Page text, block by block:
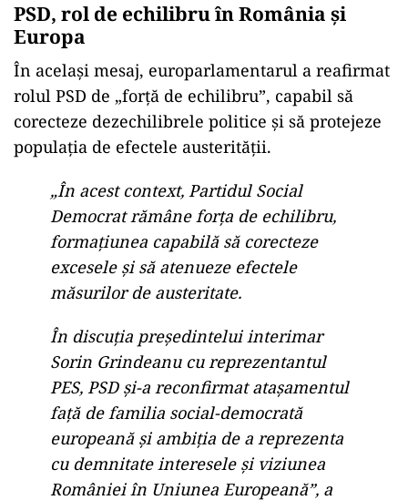
PSD, rol de echilibru în România și
Europa
În același mesaj, europarlamentarul a reafirmat
rolul PSD de „forță de echilibru”, capabil să
corecteze dezechilibrele politice și să protejeze
populația de efectele austerității.
„În acest context, Partidul Social
Democrat rămâne forţa de echilibru,
formaţiunea capabilă să corecteze
excesele şi să atenueze efectele
măsurilor de austeritate.
În discuţia preşedintelui interimar
Sorin Grindeanu cu reprezentantul
PES, PSD şi-a reconfirmat ataşamentul
faţă de familia social-democrată
europeană şi ambiţia de a reprezenta
cu demnitate interesele şi viziunea
României în Uniunea Europeană”, a